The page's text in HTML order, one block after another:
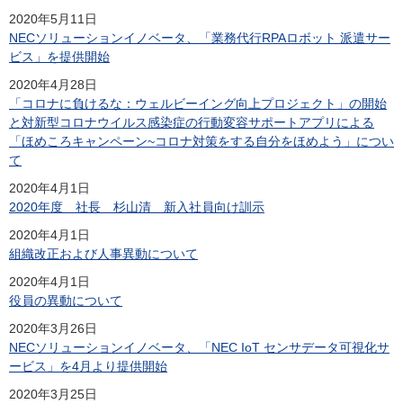
2020年5月11日
NECソリューションイノベータ、「業務代行RPAロボット 派遣サー
ビス」を提供開始
2020年4月28日
「コロナに負けるな：ウェルビーイング向上プロジェクト」の開始
と対新型コロナウイルス感染症の行動変容サポートアプリによる
「ほめころキャンペーン~コロナ対策をする自分をほめよう」につい
て
2020年4月1日
2020年度 社長 杉山清 新入社員向け訓示
2020年4月1日
組織改正および人事異動について
2020年4月1日
役員の異動について
2020年3月26日
NECソリューションイノベータ、「NEC IoT センサデータ可視化サ
ービス」を4月より提供開始
2020年3月25日